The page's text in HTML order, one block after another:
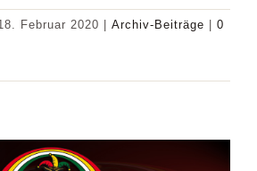
Februar 2020 | Archiv-Beiträge | 0